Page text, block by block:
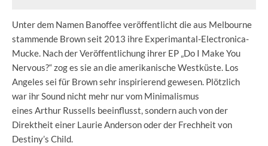
Unter dem Namen Banoffee veröffentlicht die aus Melbourne
stammende Brown seit 2013 ihre Experimantal-Electronica-
Mucke. Nach der Veröffentlichung ihrer EP „Do I Make You
Nervous?“ zog es sie an die amerikanische Westküste. Los
Angeles sei für Brown sehr inspirierend gewesen. Plötzlich
war ihr Sound nicht mehr nur vom Minimalismus
eines Arthur Russells beeinflusst, sondern auch von der
Direktheit einer Laurie Anderson oder der Frechheit von
Destiny’s Child.